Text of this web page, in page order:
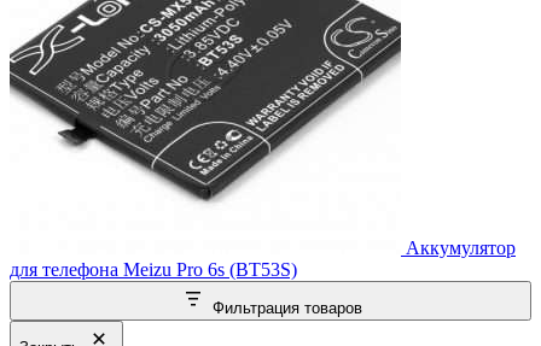
Аккумулятор
для телефона Meizu Pro 6s (BT53S)
Фильтрация товаров